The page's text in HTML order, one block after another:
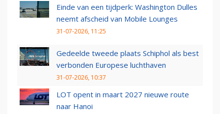
Einde van een tijdperk: Washington Dulles
neemt afscheid van Mobile Lounges
31-07-2026, 11:25
Gedeelde tweede plaats Schiphol als best
verbonden Europese luchthaven
31-07-2026, 10:37
LOT opent in maart 2027 nieuwe route
naar Hanoi